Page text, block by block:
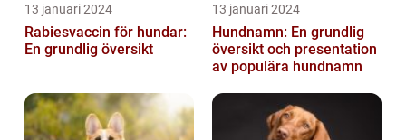
13 januari 2024
Rabiesvaccin för hundar:
En grundlig översikt
13 januari 2024
Hundnamn: En grundlig
översikt och presentation
av populära hundnamn